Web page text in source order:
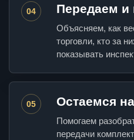
04 Передаем и
Объясняем, как
торговли, кто за
показывать
05 Остаемся
Помогаем
передачи